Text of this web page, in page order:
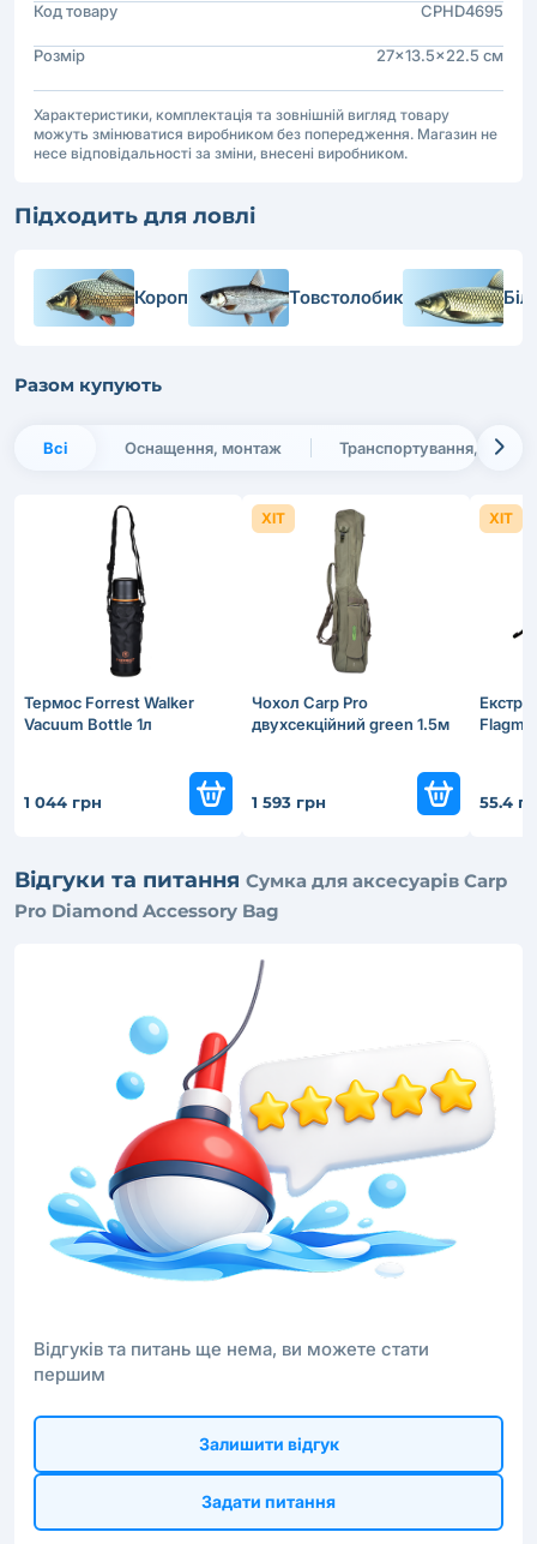
Код товару CPHD4695
Розмір 27x13.5x22.5 см
Характеристики, комплектація та зовнішній вигляд товару
можуть змінюватися виробником без попередження. Магазин не
несе відповідальності за зміни, внесені виробником.
Підходить для ловлі
Короп Товстолобик
Разом купують
Всі Оснащення, монтаж Транспортування,
Термос Forrest Walker
Vacuum Bottle 1л
1 044 грн
ХІТ
Чохол Carp Pro
двухсекційний green 1.5м
1 593 грн
ХІТ
55.4
Відгуки та питання Сумка для аксесуарів Carp
Pro Diamond Accessory Bag
Відгуків та питань ще нема, ви можете стати
першим
Залишити відгук
Задати питання